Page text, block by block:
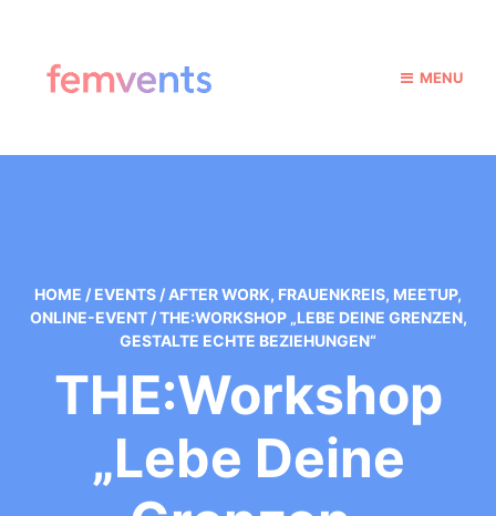
MENU
HOME / EVENTS / AFTER WORK, FRAUENKREIS, MEETUP,
ONLINE-EVENT / THE:WORKSHOP „LEBE DEINE GRENZEN,
GESTALTE ECHTE BEZIEHUNGEN“
THE:Workshop
„Lebe Deine